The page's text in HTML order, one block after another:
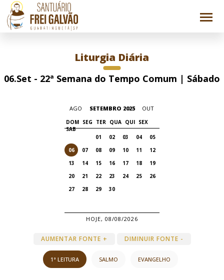
Liturgia Diária
06.Set - 22ª Semana do Tempo Comum | Sábado
AGO SETEMBRO 2025 OUT
DOM SEG TER QUA QUI SEX
SAB
01
02 03 04
05
06
07 08 09 10 11
12
13
14 15 16 17 18
19
20
21 22 23 24 25
26
27
28 29 30
HOJE, 08/08/2026
AUMENTAR FONTE + DIMINUIR FONTE -
1ª LEITURA SALMO EVANGELHO